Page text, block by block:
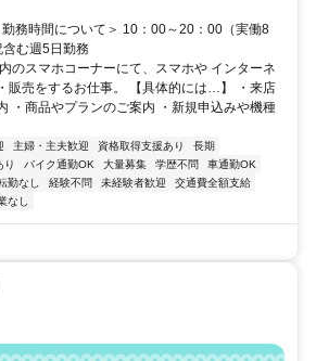
務時間について＞ 10：00～20：00（実働8
む週5日勤務
のスマホコーナーにて、スマホや インターネ
販売をするお仕事。 【具体的には…】 ・来店
・商品やプランのご案内 ・新規申込みや機種
主婦・主夫歓迎 資格取得支援あり
長期
り バイク通勤OK 大量募集 学歴不問
車通勤OK
勤なし 経験不問 未経験者歓迎
交通費全額支給
なし